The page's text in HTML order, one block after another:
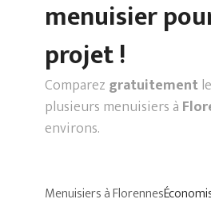
menuisier
projet !
Comparez gratuitement
plusieurs menuisiers à
environs.
Menuisiers à Florennes